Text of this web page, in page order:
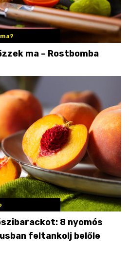
ma – Rostbomba
8 nyomós
feltankolj belőle